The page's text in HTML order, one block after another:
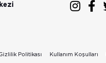
Politikası Kullanım Koşulları